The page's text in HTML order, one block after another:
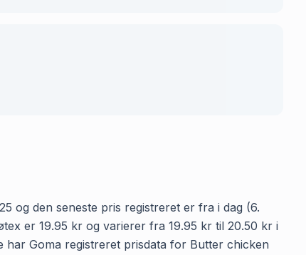
og den seneste pris registreret er fra i dag (6.
er 19.95 kr og varierer fra 19.95 kr til 20.50 kr i
Goma registreret prisdata for Butter chicken